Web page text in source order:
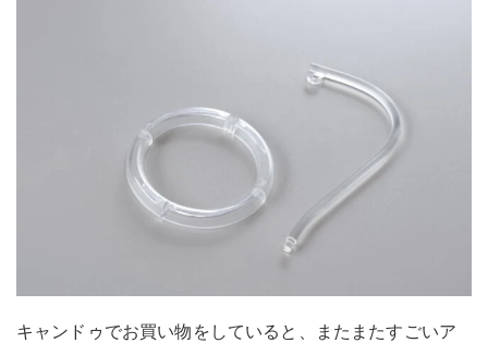
キャンドゥでお買い物をしていると、またまたすごいア